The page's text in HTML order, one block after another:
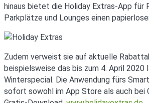
hinaus bietet die Holiday Extras-App für
Parkplätze und Lounges einen
Zudem verweist sie auf aktuelle
beispielsweise das bis zum 4. April
Winterspecial. Die Anwendung fürs
sofort sowohl im App Store als auch bei